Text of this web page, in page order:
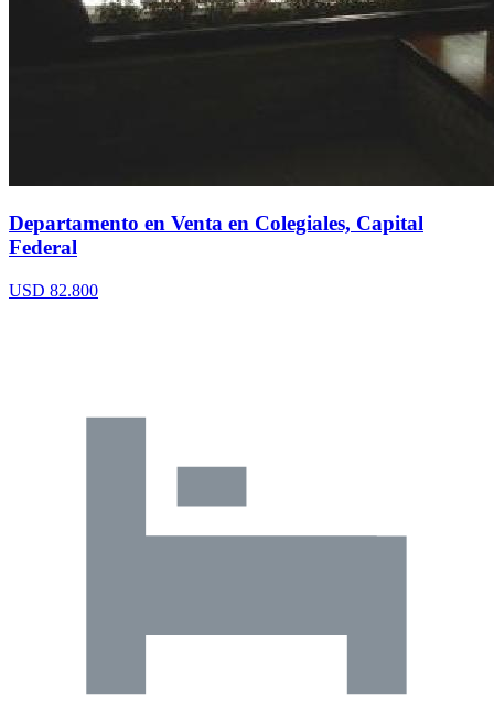
Departamento en Venta en Colegiales, Capital
Federal
USD 82.800